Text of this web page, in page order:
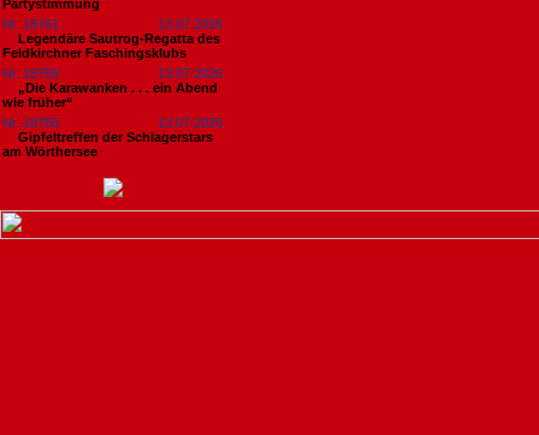
Partystimmung
Nr. 18761
13.07.2026
Legendäre Sautrog-Regatta des
Feldkirchner Faschingsklubs
Nr. 18759
13.07.2026
„Die Karawanken . . . ein Abend
wie früher“
Nr. 18758
13.07.2026
Gipfeltreffen der Schlagerstars
am Wörthersee